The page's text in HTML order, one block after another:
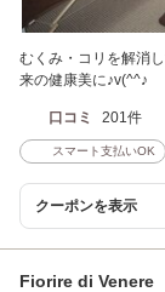
むくみ・コリを解消
来の健康美に♪v(^^♪
口コミ 201件
スマート支払いOK
クーポンを表示
Fiorire di Venere